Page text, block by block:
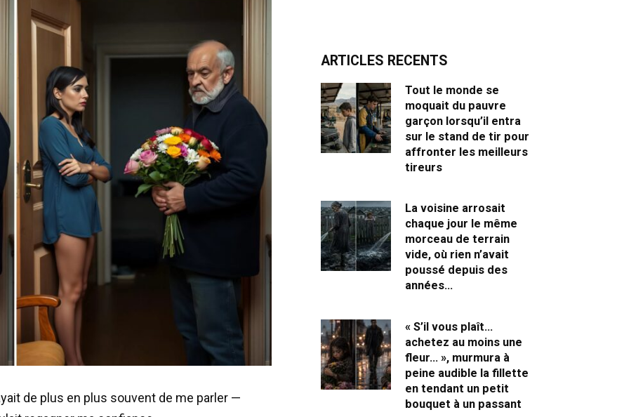
de plus en plus souvent de me parler —
ARTICLES RECENTS
Tout le monde se
moquait du pauvre
garçon lorsqu’il entra
sur le stand de tir pour
affronter les meilleurs
tireurs
La voisine arrosait
chaque jour le même
morceau de terrain
vide, où rien n’avait
poussé depuis des
années…
« S’il vous plaît…
achetez au moins une
fleur… », murmura à
peine audible la fillette
en tendant un petit
bouquet à un passant